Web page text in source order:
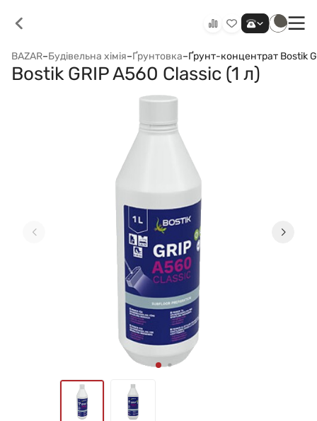
BAZAR–Будівельна хімія–Ґрунтовка–Ґрунт-концентрат Bostik
Bostik GRIP A560 Clаssic (1 л)